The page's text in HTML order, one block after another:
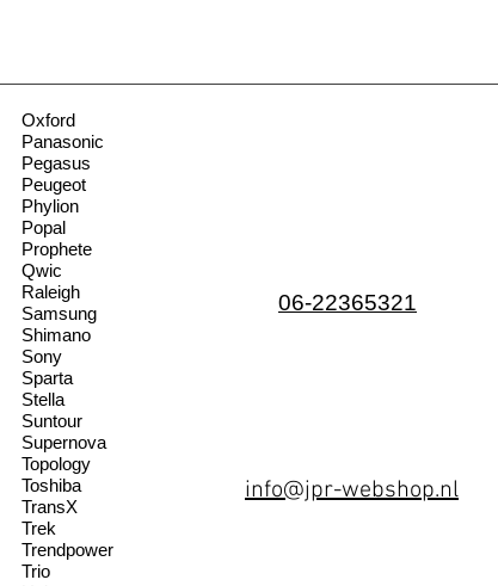
Oxford
Panasonic
Pegasus
Peugeot
Phylion
Popal
Prophete
Qwic
Raleigh
Samsung
Shimano
Sony
Sparta
Stella
Suntour
Supernova
Topology
Toshiba
TransX
Trek
Trendpower
Trio
06-22365321
info@jpr-webshop.nl